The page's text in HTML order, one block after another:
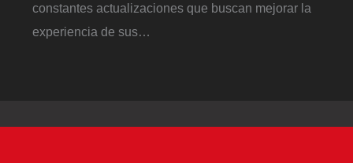
constantes actualizaciones que buscan mejorar la
experiencia de sus…